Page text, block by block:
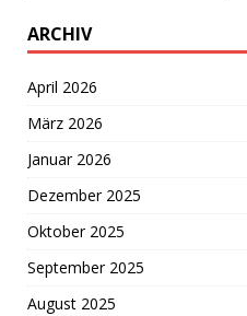
ARCHIV
April 2026
März 2026
Januar 2026
Dezember 2025
Oktober 2025
September 2025
August 2025